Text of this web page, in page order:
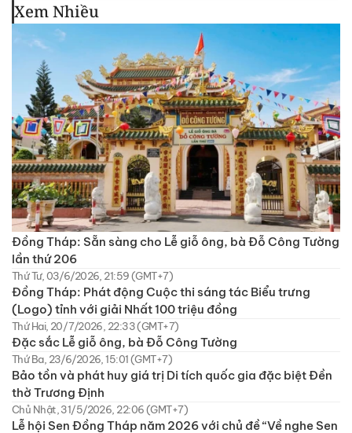
Xem Nhiều
Đồng Tháp: Sẵn sàng cho Lễ giỗ ông, bà Đỗ Công Tường
lần thứ 206
Thứ Tư, 03/6/2026, 21:59 (GMT+7)
Đồng Tháp: Phát động Cuộc thi sáng tác Biểu trưng
(Logo) tỉnh với giải Nhất 100 triệu đồng
Thứ Hai, 20/7/2026, 22:33 (GMT+7)
Đặc sắc Lễ giỗ ông, bà Đỗ Công Tường
Thứ Ba, 23/6/2026, 15:01 (GMT+7)
Bảo tồn và phát huy giá trị Di tích quốc gia đặc biệt Đền
thờ Trương Định
Chủ Nhật, 31/5/2026, 22:06 (GMT+7)
Lễ hội Sen Đồng Tháp năm 2026 với chủ đề “Về nghe Sen